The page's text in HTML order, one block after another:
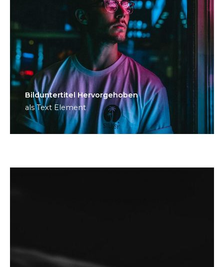
Bild­unter­titel Hervorgehoben
als Text Element